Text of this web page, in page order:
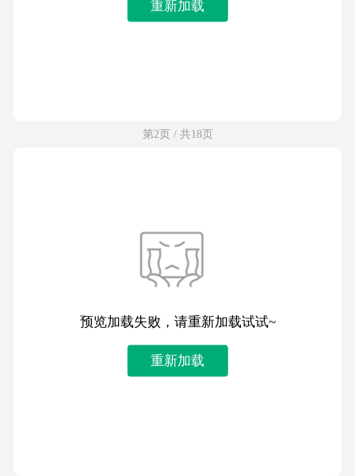
重新加载
第2页 / 共18页
预览加载失败，请重新加载试试~
重新加载